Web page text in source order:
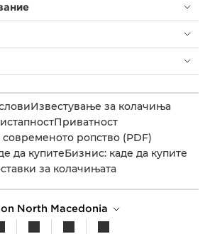
Известување за колачиња
Приватност
современото ропство (PDF)
да купитеБизнис: каде да купите
за колачињата
North Macedonia​